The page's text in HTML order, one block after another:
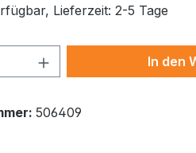
Lieferzeit: 2-5 Tage
Anzahl: Gib denIn den
506409